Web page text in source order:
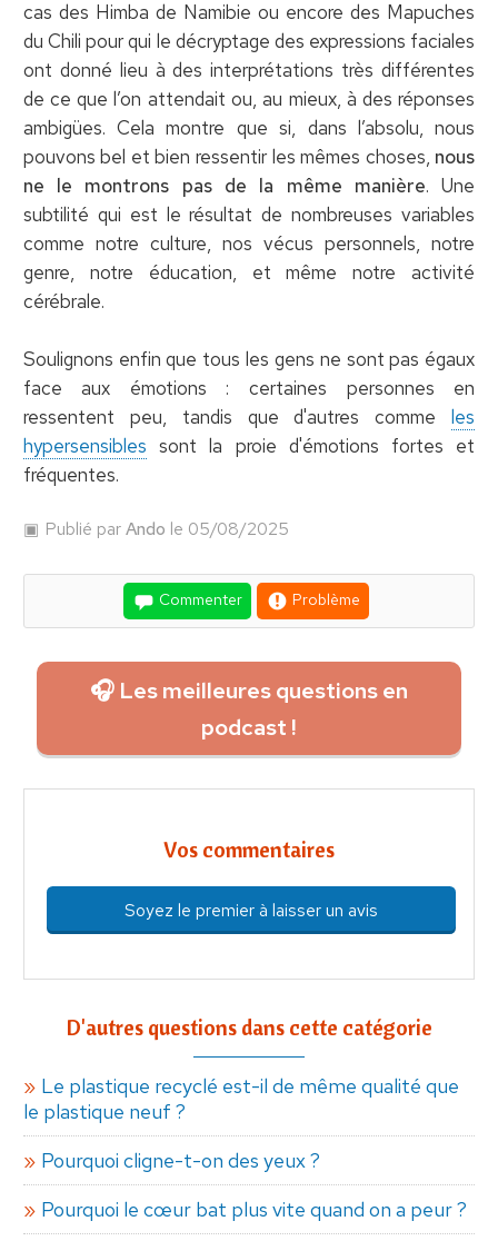
cas des Himba de Namibie ou encore des Mapuches
du Chili pour qui le décryptage des expressions faciales
ont donné lieu à des interprétations très différentes
de ce que l’on attendait ou, au mieux, à des réponses
ambigües. Cela montre que si, dans l’absolu, nous
pouvons bel et bien ressentir les mêmes choses, nous
ne le montrons pas de la même manière. Une
subtilité qui est le résultat de nombreuses variables
comme notre culture, nos vécus personnels, notre
genre, notre éducation, et même notre activité
cérébrale.
Soulignons enfin que tous les gens ne sont pas égaux
face aux émotions : certaines personnes en
ressentent peu, tandis que d'autres commeles
hypersensibles sont la proie d'émotions fortes et
fréquentes.
Publié parAndo le 05/08/2025
Commenter Problème
🎧 Les meilleures questions en
podcast !
Vos commentaires
Soyez le premier à laisser un avis
D'autres questions dans cette catégorie
Le plastique recyclé est-il de même qualité que
le plastique neuf ?
Pourquoi cligne-t-on des yeux ?
Pourquoi le cœur bat plus vite quand on a peur ?